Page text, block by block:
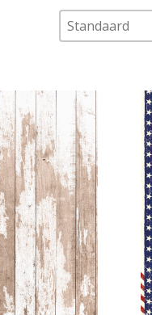
Sorteer op
Sort content
Sort content